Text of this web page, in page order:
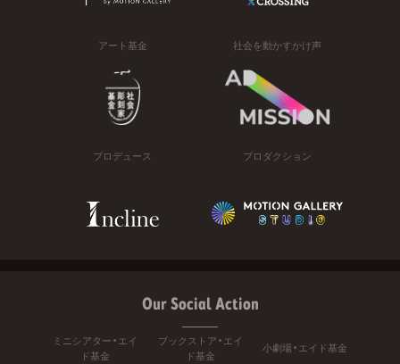
アート基金 社会を動かすかけ声
プロデュース プロダクション
Our Social Action
ミニシアター・エイ
ド基金
ブックストア・エイ
ド基金
小劇場・エイド基金